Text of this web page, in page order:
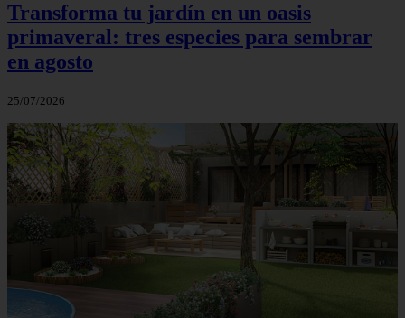
Transforma tu jardín en un oasis
primaveral: tres especies para sembrar
en agosto
25/07/2026